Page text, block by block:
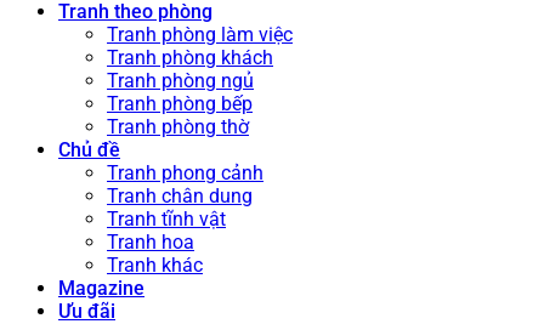
Tranh theo phòng
Tranh phòng làm việc
Tranh phòng khách
Tranh phòng ngủ
Tranh phòng bếp
Tranh phòng thờ
Chủ đề
Tranh phong cảnh
Tranh chân dung
Tranh tĩnh vật
Tranh hoa
Tranh khác
Magazine
Ưu đãi